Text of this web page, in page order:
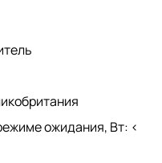
ожидания, Вт: <